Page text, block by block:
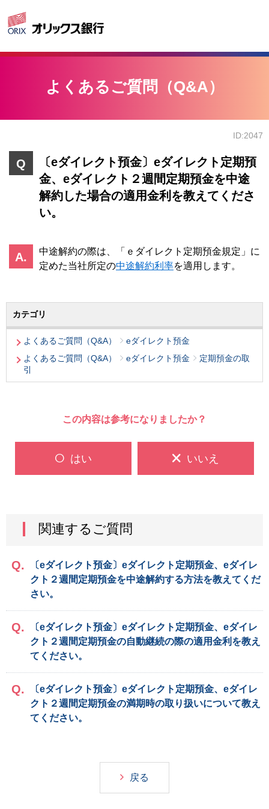
よくあるご質問（Q&A）
ID:2047
〔eダイレクト預金〕eダイレクト定期預
金、eダイレクト２週間定期預金を中途
解約した場合の適用金利を教えてくださ
い。
中途解約の際は、「ｅダイレクト定期預金規定」に
定めた当社所定の中途解約利率を適用します。
カテゴリ
よくあるご質問（Q&A）
eダイレクト預金
よくあるご質問（Q&A）
eダイレクト預金
定期預金の取
引
この内容は参考になりましたか？
はい いいえ
関連するご質問
〔eダイレクト預金〕eダイレクト定期預金、eダイレ
クト２週間定期預金を中途解約する方法を教えてくだ
さい。
〔eダイレクト預金〕eダイレクト定期預金、eダイレ
クト２週間定期預金の自動継続の際の適用金利を教え
てください。
〔eダイレクト預金〕eダイレクト定期預金、eダイレ
クト２週間定期預金の満期時の取り扱いについて教え
てください。
戻る